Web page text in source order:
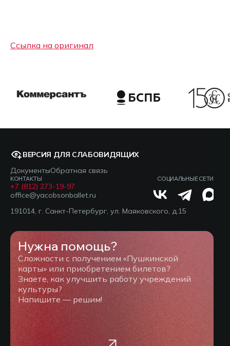
Ссылка на оригинал
ВЕРСИЯ ДЛЯ СЛАБОВИДЯЩИХ
ДокументыОбратная связь
КОНТАКТЫ
+7 (812) 273-19-97
office@yacobsonballet.ru
СОЦИАЛЬНЫЕ СЕТИ
191014, г. Санкт-Петербург, ул. Маяковского, д.15
Нужна помощь?
Сложности с получением «Пушкинской
карты» или приобретением билетов?
Знаете, как улучшить работу учреждений
культуры?
Напишите — решим!